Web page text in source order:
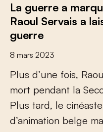
La guerre a
Raoul Servais a
guerre
8 mars 2023
Plus d’une fois, Raou
mort pendant la Sec
Plus tard, le cinéaste
d’animation belge ma